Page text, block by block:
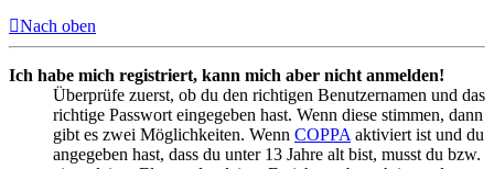
Nach oben
Ich habe mich registriert, kann mich aber nicht anmelden!
Überprüfe zuerst, ob du den richtigen Benutzernamen und das
richtige Passwort eingegeben hast. Wenn diese stimmen, dann
gibt es zwei Möglichkeiten. Wenn COPPA aktiviert ist und du
angegeben hast, dass du unter 13 Jahre alt bist, musst du bzw.